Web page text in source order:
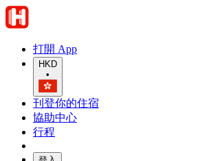
打開 App
HKD
•
刊登你的住宿
協助中心
行程